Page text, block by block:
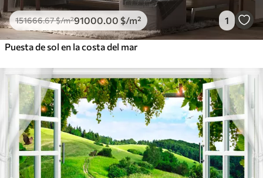
151666.67$/m²91000 .00 $/m² 1
Puesta de sol en la costa del mar